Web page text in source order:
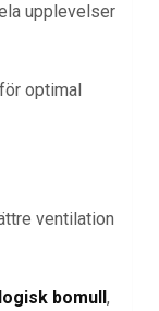
upplevelser
för optimal
ventilation
bomull ,